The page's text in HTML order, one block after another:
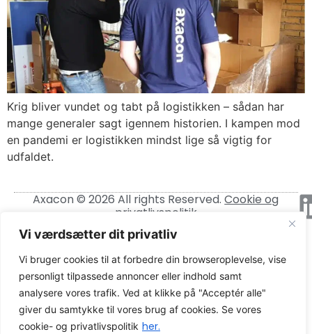
Vi værdsætter dit privatliv
Vi bruger cookies til at forbedre din browseroplevelse, vise
personligt tilpassede annoncer eller indhold samt
analysere vores trafik. Ved at klikke på "Acceptér alle"
giver du samtykke til vores brug af cookies. Se vores
cookie- og privatlivspolitik her.
Krig bliver vundet og tabt på logistikken – sådan har
mange generaler sagt igennem historien. I kampen mod
en pandemi er logistikken mindst lige så vigtig for
udfaldet.
Axacon © 2026 All rights Reserved.Cookie og
privatlivspolitik
CVR-nummer: 21680931